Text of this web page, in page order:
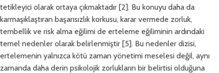
tetikleyici olarak ortaya çıkmaktadır [2]. Bu konuyu daha da
karmaşıklaştıran başarısızlık korkusu, karar vermede zorluk,
tembellik ve risk alma eğilimi de erteleme eğiliminin ardındaki
temel nedenler olarak belirlenmiştir [5]. Bu nedenler dizisi,
ertelemenin yalnızca kötü zaman yönetimi meselesi değil, aynı
zamanda daha derin psikolojik zorlukların bir belirtisi olduğuna